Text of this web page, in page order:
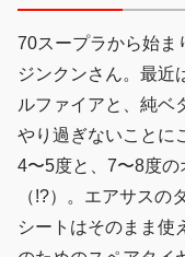
70スープラから始ま
ジンクンさん。最近
ルファイアと、純ベ
やり過ぎないことに
4〜5度と、7〜8度
（!?）。エアサスの
シートはそのまま